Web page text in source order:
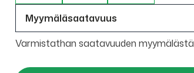
Myymäläsaatavuus
Varmistathan saatavuuden myymälästä